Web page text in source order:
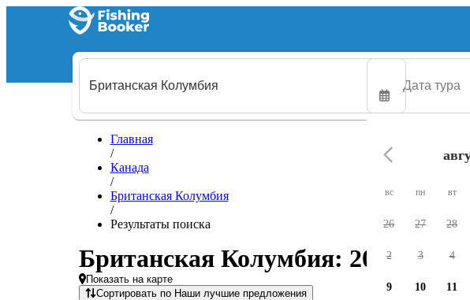
Главная
/
Канада
/
Британская Колумбия
/
Результаты поиска
Британская Колумбия: 207
Показать на карте
Сортировать по Наши лучшие предложения
вс пн вт
26 27 28
2 3 4
9 10 11